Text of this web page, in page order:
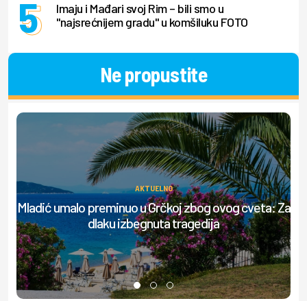
Imaju i Mađari svoj Rim – bili smo u
"najsrećnijem gradu" u komšiluku FOTO
Ne propustite
AKTUELNO
Mladić umalo preminuo u Grčkoj zbog ovog cveta: Za
dlaku izbegnuta tragedija